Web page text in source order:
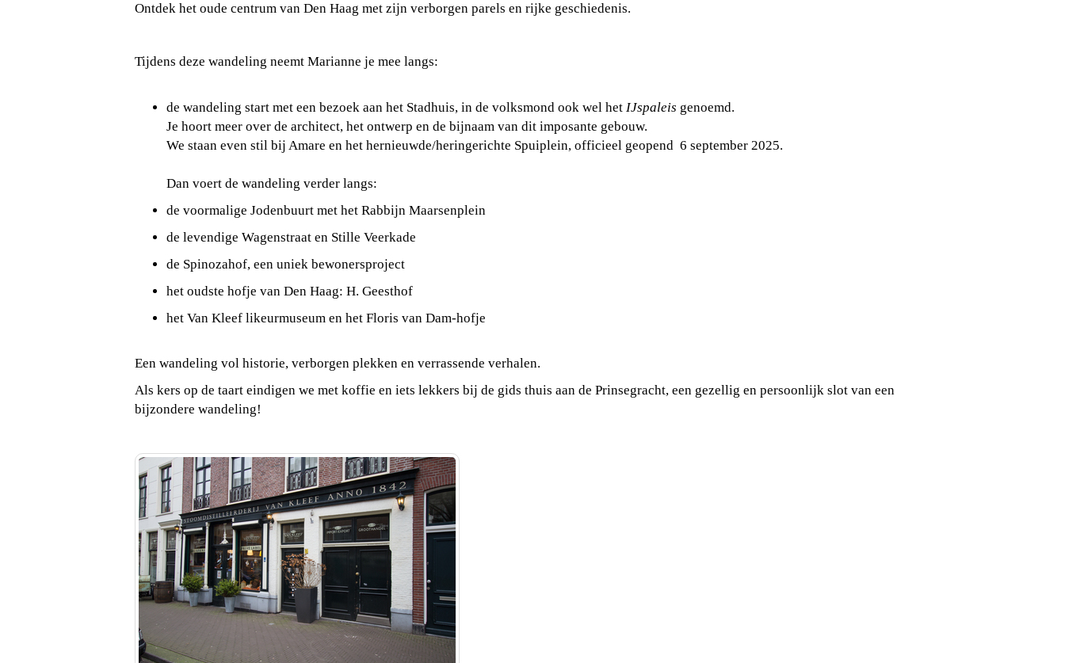
Ontdek het oude centrum van Den Haag met zijn verborgen parels en rijke geschiedenis.
Tijdens deze wandeling neemt Marianne je mee langs:
de wandeling start met een bezoek aan het Stadhuis, in de volksmond ook wel het IJspaleis genoemd.
Je hoort meer over de architect, het ontwerp en de bijnaam van dit imposante gebouw.
We staan even stil bij Amare en het hernieuwde/heringerichte Spuiplein, officieel geopend 6 september 2025.
Dan voert de wandeling verder langs:
de voormalige Jodenbuurt met het Rabbijn Maarsenplein
de levendige Wagenstraat en Stille Veerkade
de Spinozahof, een uniek bewonersproject
het oudste hofje van Den Haag: H. Geesthof
het Van Kleef likeurmuseum en het Floris van Dam-hofje
Een wandeling vol historie, verborgen plekken en verrassende verhalen.
Als kers op de taart eindigen we met koffie en iets lekkers bij de gids thuis aan de Prinsegracht, een gezellig en persoonlijk slot van een
bijzondere wandeling!